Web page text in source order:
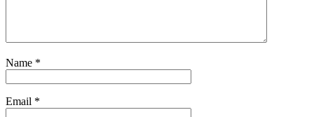
Name *
Email *